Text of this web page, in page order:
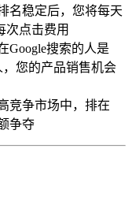
名稳定后，您将每天
次点击费用
Google搜索的人是
，您的产品销售机会
竞争市场中，排在
争夺